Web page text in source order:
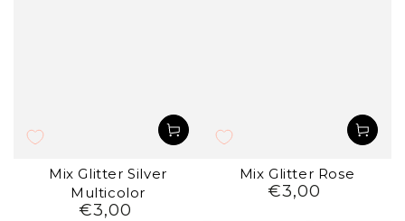
Mix Glitter Silver
Multicolor
Preço
€3,00
Mix Glitter Rose
Preço
€3,00